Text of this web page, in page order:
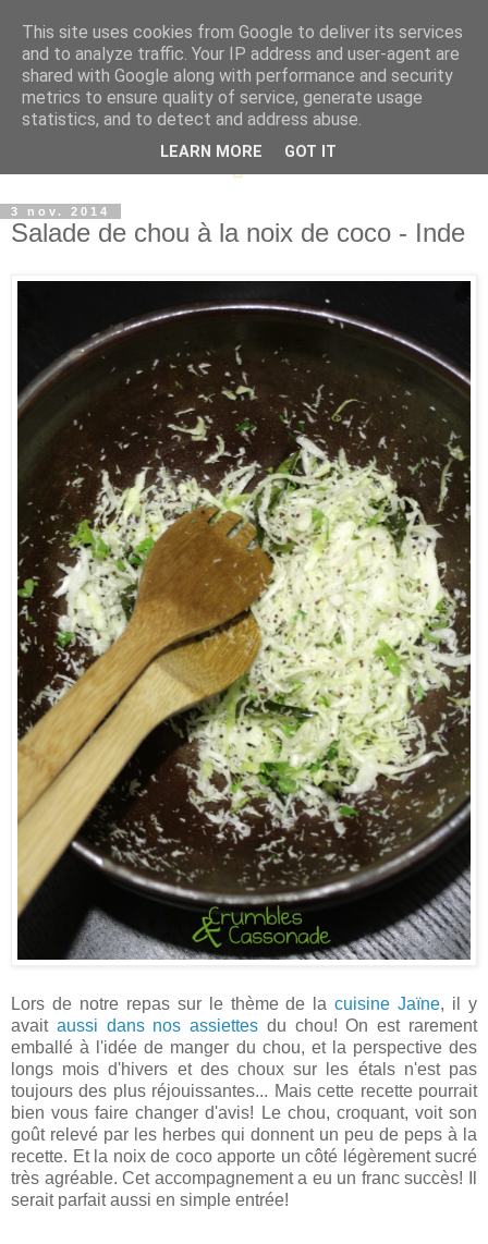
3 nov. 2014
Salade de chou à la noix de coco - Inde
Lors de notre repas sur le thème de lacuisine Jaïne, il y
avait aussi dans nos assiettes du chou! On est rarement
emballé à l'idée de manger du chou, et la perspective des
longs mois d'hivers et des choux sur les étals n'est pas
toujours des plus réjouissantes... Mais cette recette pourrait
bien vous faire changer d'avis! Le chou, croquant, voit son
goût relevé par les herbes qui donnent un peu de peps à la
recette. Et la noix de coco apporte un côté légèrement sucré
très agréable. Cet accompagnement a eu un franc succès! Il
serait parfait aussi en simple entrée!
This site uses cookies from Google to deliver its services
and to analyze traffic. Your IP address and user-agent are
shared with Google along with performance and security
metrics to ensure quality of service, generate usage
statistics, and to detect and address abuse.
LEARN MORE GOT IT